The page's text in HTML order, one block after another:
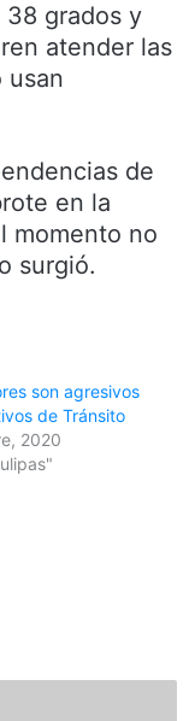
38 grados y
atender las
usan
de
en la
momento no
surgió.
son agresivos
de Tránsito
2020